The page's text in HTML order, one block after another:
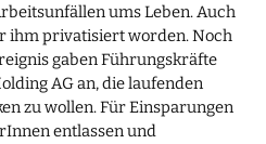
ums Leben. Auch
ihm privatisiert worden. Noch
gaben Führungskräfte
AG an, die laufenden
zu wollen. Für Einsparungen
entlassen und